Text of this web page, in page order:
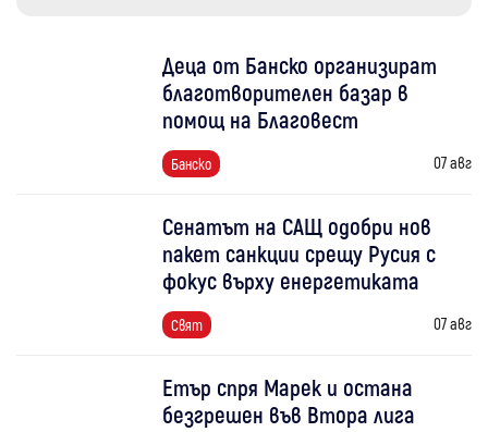
Деца от Банско организират
благотворителен базар в
помощ на Благовест
Банско 07 авг
Сенатът на САЩ одобри нов
пакет санкции срещу Русия с
фокус върху енергетиката
Свят 07 авг
Етър спря Марек и остана
безгрешен във Втора лига